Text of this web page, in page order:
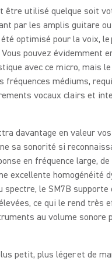
être utilisé quelque soit
par les amplis guitare
optimisé pour la voix,
pouvez évidemment
avec ce micro, mais
fréquences médiums,
vocaux clairs et
davantage en valeur
sa sonorité si
en fréquence large, de
excellente homogénéité
spectre, le SM7B supporte
ce qui le rend très
au volume sonore
petit, plus léger et de